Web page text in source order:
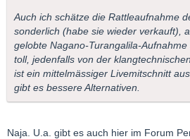
Auch ich schätze die Rattleaufnahme
sonderlich (habe sie wieder verkauft),
gelobte Nagano-Turangalila-
toll, jedenfalls von der
ist ein mittelmässiger Livemitschnitt
gibt es bessere Alternativen.
Naja. U.a. gibt es auch hier im Forum